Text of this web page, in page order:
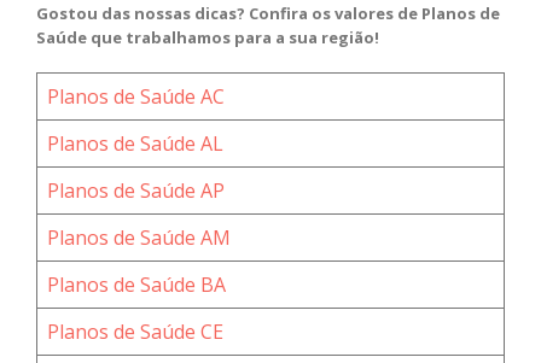
Gostou das nossas dicas? Confira os valores de Planos de
Saúde que trabalhamos para a sua região!
Planos de Saúde AC
Planos de Saúde AL
Planos de Saúde AP
Planos de Saúde AM
Planos de Saúde BA
Planos de Saúde CE